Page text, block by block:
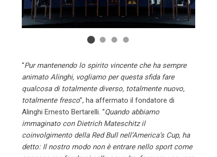
“Pur mantenendo lo spirito vincente che ha sempre
animato Alinghi, vogliamo per questa sfida fare
qualcosa di totalmente diverso, totalmente nuovo,
totalmente fresco”, ha affermato il fondatore di
Alinghi Ernesto Bertarelli. “Quando abbiamo
immaginato con Dietrich Mateschitz il
coinvolgimento della Red Bull nell’America’s Cup, ha
detto: Il nostro modo non è entrare nello sport come